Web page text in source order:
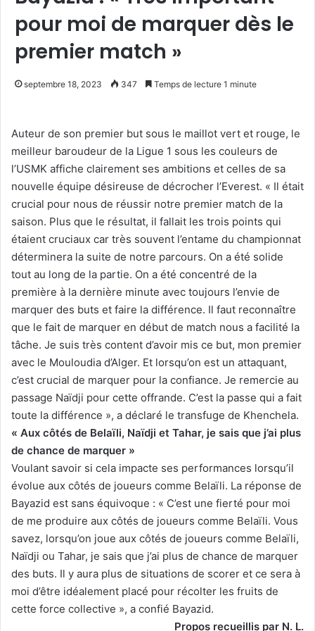
pour moi de marquer dès le
premier match »
septembre 18, 2023 347 Temps de lecture 1 minute
Auteur de son premier but sous le maillot vert et rouge, le
meilleur baroudeur de la Ligue 1 sous les couleurs de
l’USMK affiche clairement ses ambitions et celles de sa
nouvelle équipe désireuse de décrocher l’Everest. « Il était
crucial pour nous de réussir notre premier match de la
saison. Plus que le résultat, il fallait les trois points qui
étaient cruciaux car très souvent l’entame du championnat
déterminera la suite de notre parcours. On a été solide
tout au long de la partie. On a été concentré de la
première à la dernière minute avec toujours l’envie de
marquer des buts et faire la différence. Il faut reconnaître
que le fait de marquer en début de match nous a facilité la
tâche. Je suis très content d’avoir mis ce but, mon premier
avec le Mouloudia d’Alger. Et lorsqu’on est un attaquant,
c’est crucial de marquer pour la confiance. Je remercie au
passage Naïdji pour cette offrande. C’est la passe qui a fait
toute la différence », a déclaré le transfuge de Khenchela.
« Aux côtés de Belaïli, Naïdji et Tahar, je sais que j’ai plus
de chance de marquer »
Voulant savoir si cela impacte ses performances lorsqu’il
évolue aux côtés de joueurs comme Belaïli. La réponse de
Bayazid est sans équivoque : « C’est une fierté pour moi
de me produire aux côtés de joueurs comme Belaïli. Vous
savez, lorsqu’on joue aux côtés de joueurs comme Belaïli,
Naïdji ou Tahar, je sais que j’ai plus de chance de marquer
des buts. Il y aura plus de situations de scorer et ce sera à
moi d’être idéalement placé pour récolter les fruits de
cette force collective », a confié Bayazid.
Propos recueillis par N. L.